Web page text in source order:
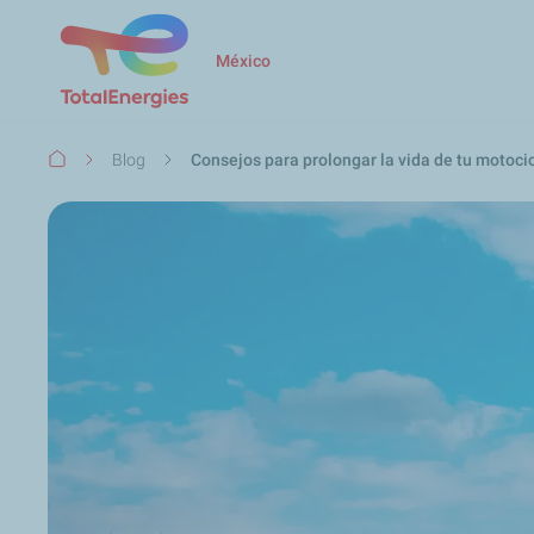
México
Ruta
navegación
Blog Consejos para prolongar la vida de tu